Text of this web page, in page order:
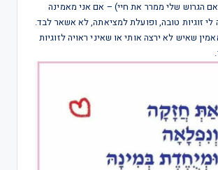
הגרוש שלי ממרר את חיי) – אם אני מאמינה
לי זוגיות טובה, ופועלת למציאתה, לא אשאר לבד.
שאיש לא ירצה אותי או שאיני ראויה לזוגיות